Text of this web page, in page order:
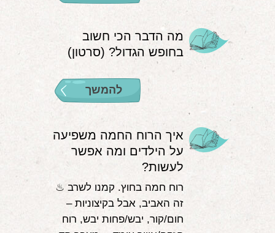
מה הדבר הכי חשוב
בחופש הגדול? (סרטון)
להמשך
איך הרוח החמה משפיעה
על הילדים ומה אפשר
לעשות?
רוח חמה בחוץ. קמנו לשרב ♨
זה האביב, אבל בקיצוניות –
חום/קור, יבש/פחות יבש, רוח